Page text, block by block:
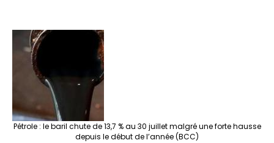
Pétrole : le baril chute de 13,7 % au 30 juillet malgré une forte hausse
depuis le début de l’année (BCC)